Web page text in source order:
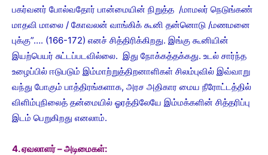
பகர்வனர் போல்வதோர் பான்மையின் நிறுத்த /மாமலர் நெடுங்கண்
மாதவி மாலை / கோவலன் வாங்கிக் கூனி தன்னொடு /மணமனை
புக்கு”…. (166-172) எனச் சித்திரிக்கிறது. இங்கு கூனியின்
இயற்பெயர் சுட்டப்படவில்லை. இது நோக்கத்தக்கது. உடல் சார்ந்த
உழைப்பில் ஈடுபடும் இம்மாற்றுத்திறனாளிகள் சிலம்புவில் இவ்வாறு
வந்து போகும் பாத்திரங்களாக, அரச அதிகார மைய நீரோட்டத்தில்
விளிம்புநிலைத் தன்மையில் ஓரத்திலேயே இம்மக்களின் சித்தரிப்பு
இடம் பெறுகிறது எனலாம்.
4. ஏவலாளர் – அடிமைகள்: